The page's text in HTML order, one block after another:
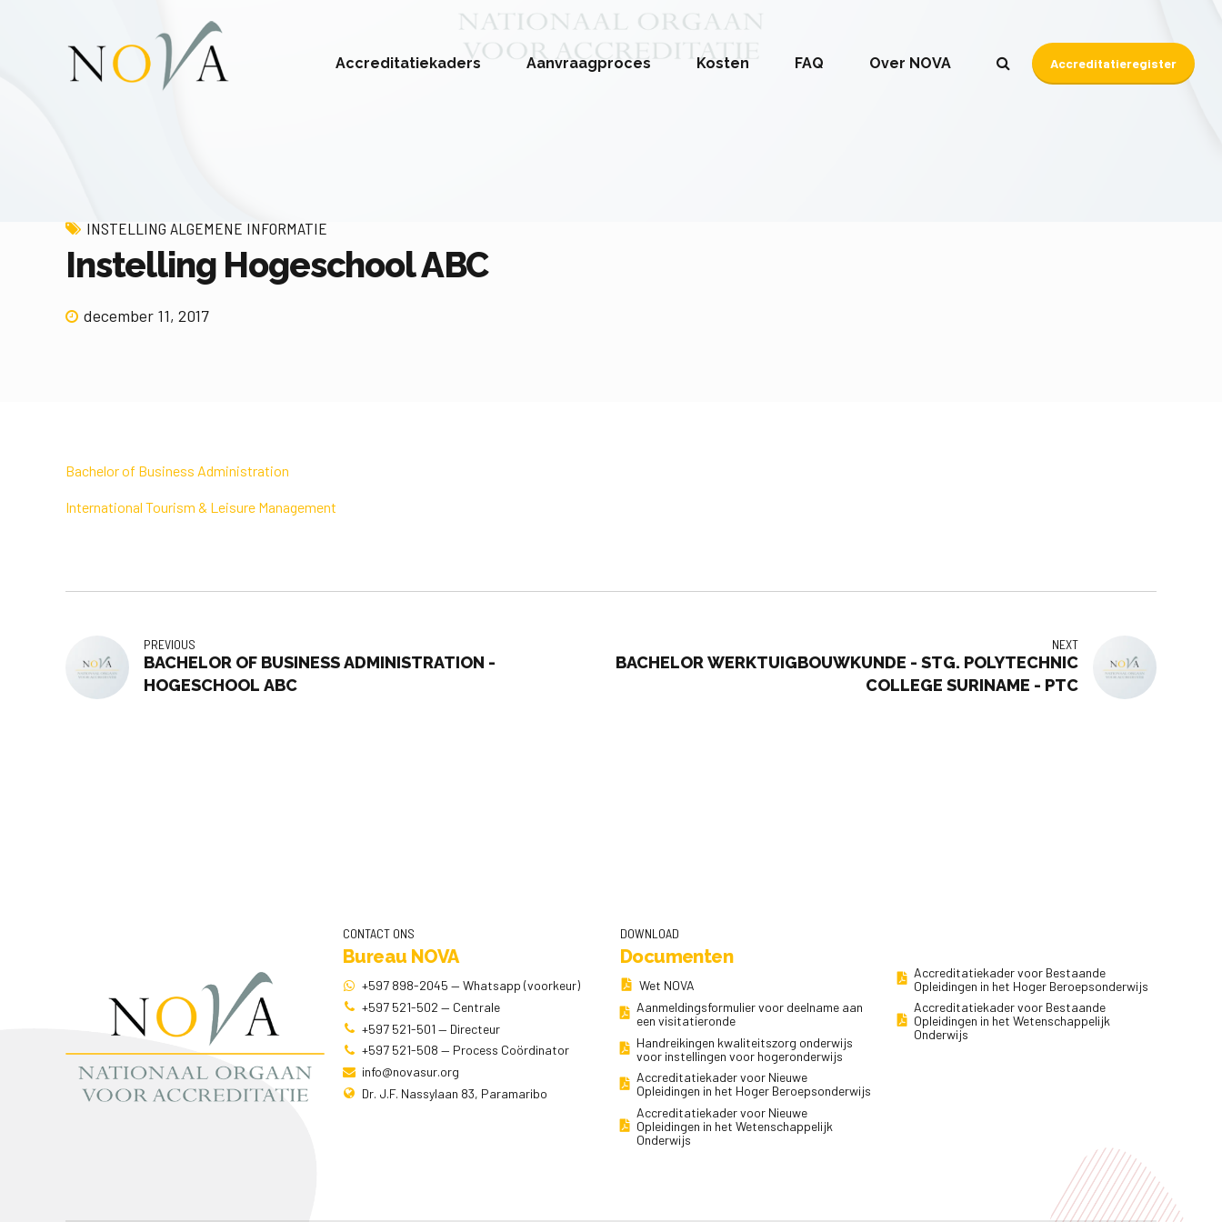
Accreditatieregister
Accreditatiekaders Aanvraagproces Kosten FAQ Over NOVA
INSTELLING ALGEMENE INFORMATIE
Instelling Hogeschool ABC
december 11, 2017
Bachelor of Business Administration
International Tourism & Leisure Management
PREVIOUS
BACHELOR OF BUSINESS ADMINISTRATION -
HOGESCHOOL ABC
NEXT
BACHELOR WERKTUIGBOUWKUNDE - STG. POLYTECHNIC
COLLEGE SURINAME - PTC
CONTACT ONS
Bureau NOVA
+597 898-2045 — Whatsapp (voorkeur)
+597 521-502 — Centrale
+597 521-501 — Directeur
+597 521-508 — Process Coördinator
info@novasur.org
Dr. J.F. Nassylaan 83, Paramaribo
DOWNLOAD
Documenten
Wet NOVA
Aanmeldingsformulier voor deelname aan
een visitatieronde
Handreikingen kwaliteitszorg onderwijs
voor instellingen voor hogeronderwijs
Accreditatiekader voor Nieuwe
Opleidingen in het Hoger Beroepsonderwijs
Accreditatiekader voor Nieuwe
Opleidingen in het Wetenschappelijk
Onderwijs
Accreditatiekader voor Bestaande
Opleidingen in het Hoger Beroepsonderwijs
Accreditatiekader voor Bestaande
Opleidingen in het Wetenschappelijk
Onderwijs